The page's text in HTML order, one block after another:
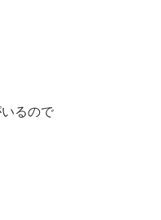
るので